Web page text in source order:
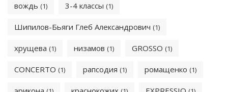
вождь (1) 3-4 классы (1)
Шипилов-Бьяги Глеб Александрович (1)
хрущева (1) низамов (1) GROSSO (1)
CONCERTO (1) рапсодия (1) ромащенко (1)